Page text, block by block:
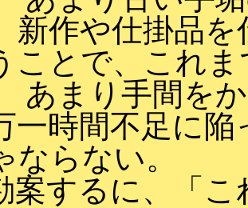
新作や仕掛品
とで、これま
あまり手間を
一時間不足に
ならない。
するに、「こ